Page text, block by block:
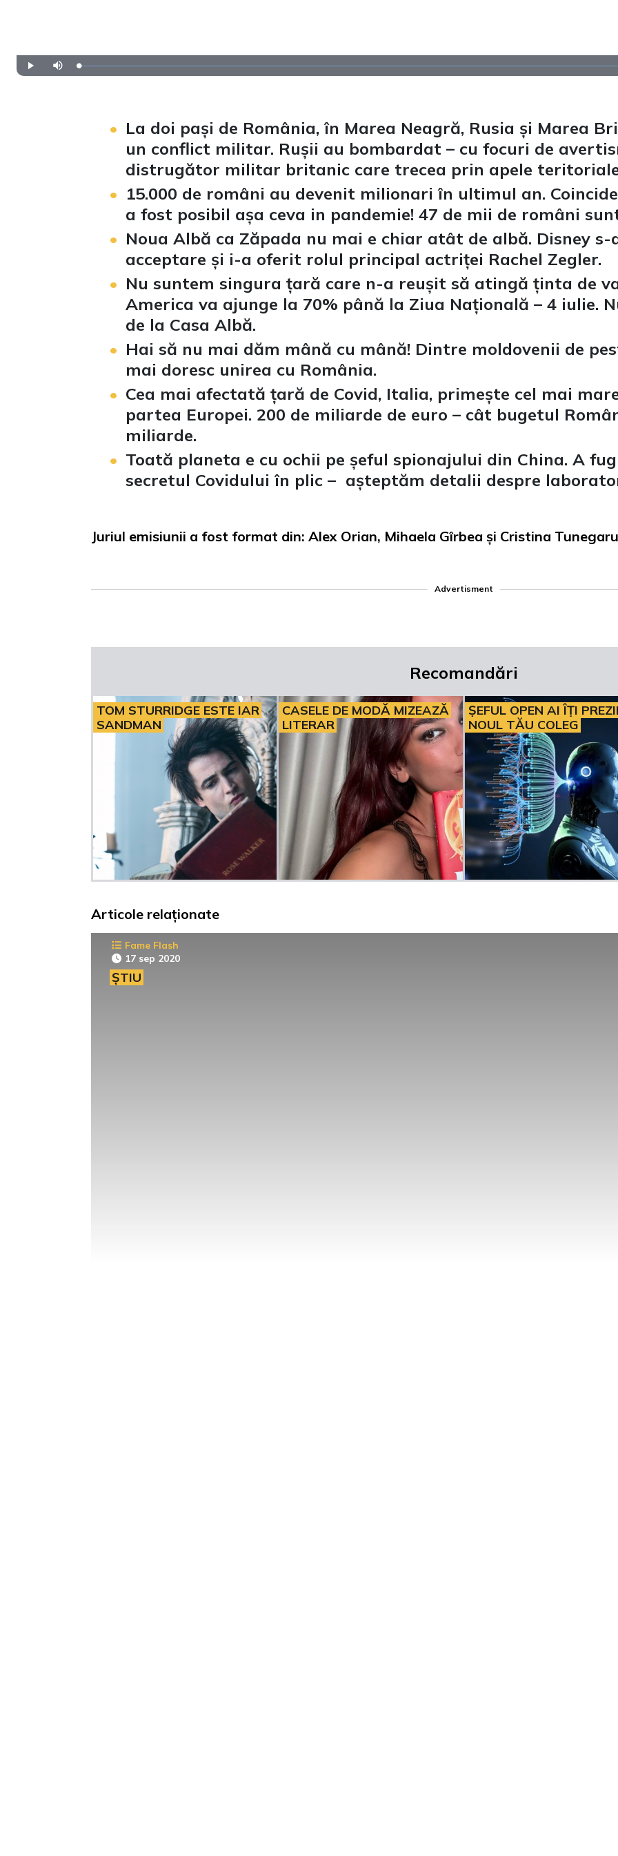
Play Mute Loaded
0%
La doi pași de România, în Marea Neagră, Rusia și Marea
un conflict militar. Rușii au bombardat – cu focuri de
distrugător militar britanic care trecea prin apele
15.000 de români au devenit milionari în ultimul an.
a fost posibil așa ceva in pandemie! 47 de mii de români
Noua Albă ca Zăpada nu mai e chiar atât de albă. Disney
acceptare și i-a oferit rolul principal actriței Rachel Zegler.
Nu suntem singura țară care n-a reușit să atingă ținta de
America va ajunge la 70% până la Ziua Națională – 4 iulie.
de la Casa Albă.
Hai să nu mai dăm mână cu mână! Dintre moldovenii de
mai doresc unirea cu România.
Cea mai afectată țară de Covid, Italia, primește cel mai
partea Europei. 200 de miliarde de euro – cât bugetul
miliarde.
Toată planeta e cu ochii pe șeful spionajului din China. A
secretul Covidului în plic – așteptăm detalii despre
Juriul emisiunii a fost format din: Alex Orian, Mihaela Gîrbea și Cristina
Advertisment
Recomandări
TOM STURRIDGE ESTE IAR
SANDMAN
CASELE DE MODĂ MIZEAZĂ
LITERAR
ȘEFUL OPEN AI ÎȚI
NOUL TĂU COLEG
Articole relaționate
Fame Flash
17 sep 2020
ȘTIU